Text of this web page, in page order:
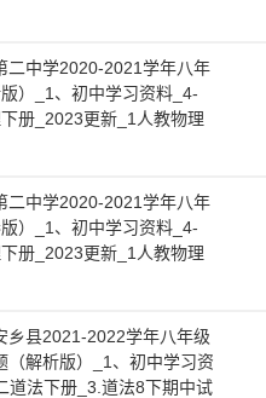
二中学2020-2021学年八年
）_1、初中学习资料_4-
册_2023更新_1人教物理
二中学2020-2021学年八年
）_1、初中学习资料_4-
册_2023更新_1人教物理
乡县2021-2022学年八年级
（解析版）_1、初中学习资
道法下册_3.道法8下期中试